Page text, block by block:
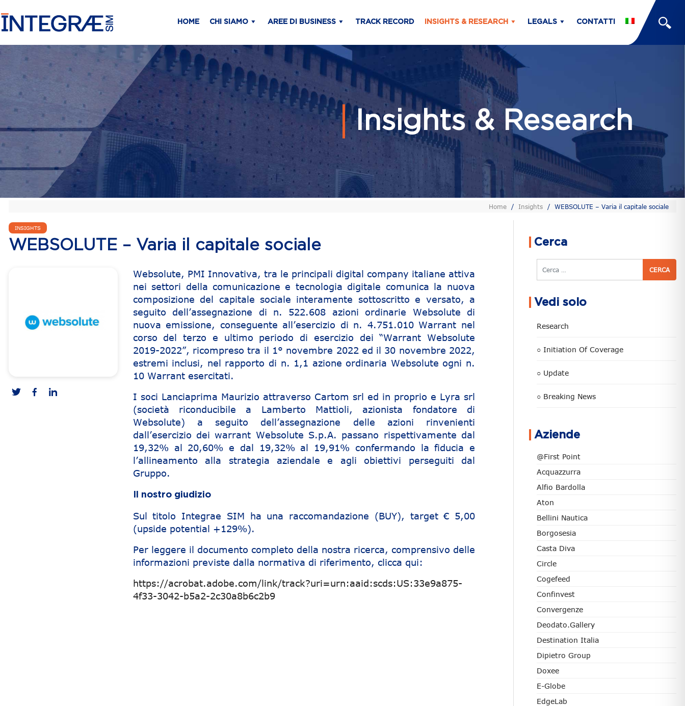
HOME CHI SIAMO AREE DI BUSINESS TRACK RECORD INSIGHTS & RESEARCH LEGALS CONTATTI
Insights & Research
Home / Insights / WEBSOLUTE – Varia il capitale sociale
INSIGHTS
WEBSOLUTE – Varia il capitale sociale
Websolute, PMI Innovativa, tra le principali digital company italiane attiva
nei settori della comunicazione e tecnologia digitale comunica la nuova
composizione del capitale sociale interamente sottoscritto e versato, a
seguito dell’assegnazione di n. 522.608 azioni ordinarie Websolute di
nuova emissione, conseguente all’esercizio di n. 4.751.010 Warrant nel
corso del terzo e ultimo periodo di esercizio dei “Warrant Websolute
2019-2022”, ricompreso tra il 1° novembre 2022 ed il 30 novembre 2022,
estremi inclusi, nel rapporto di n. 1,1 azione ordinaria Websolute ogni n.
10 Warrant esercitati.
I soci Lanciaprima Maurizio attraverso Cartom srl ed in proprio e Lyra srl
(società riconducibile a Lamberto Mattioli, azionista fondatore di
Websolute) a seguito dell’assegnazione delle azioni rinvenienti
dall’esercizio dei warrant Websolute S.p.A. passano rispettivamente dal
19,32% al 20,60% e dal 19,32% al 19,91% confermando la fiducia e
l’allineamento alla strategia aziendale e agli obiettivi perseguiti dal
Gruppo.
Il nostro giudizio
Sul titolo Integrae SIM ha una raccomandazione (BUY), target € 5,00
(upside potential +129%).
Per leggere il documento completo della nostra ricerca, comprensivo delle
informazioni previste dalla normativa di riferimento, clicca qui:
https://acrobat.adobe.com/link/track?uri=urn:aaid:scds:US:33e9a875-
4f33-3042-b5a2-2c30a8b6c2b9
Cerca
Cerca
Vedi solo
Research
○ Initiation Of Coverage
○ Update
○ Breaking News
Aziende
@First Point
Acquazzurra
Alfio Bardolla
Aton
Bellini Nautica
Borgosesia
Casta Diva
Circle
Cogefeed
Confinvest
Convergenze
Deodato.Gallery
Destination Italia
Dipietro Group
Doxee
E-Globe
EdgeLab